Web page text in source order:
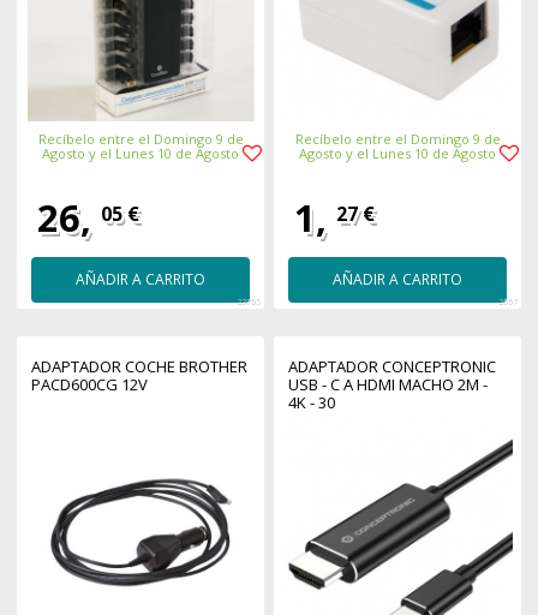
Recíbelo entre el Domingo 9 de
Agosto y el Lunes 10 de Agosto
26, 05 €
AÑADIR A CARRITO
23755
Recíbelo entre el Domingo 9 de
Agosto y el Lunes 10 de Agosto
1, 27 €
AÑADIR A CARRITO
2557
ADAPTADOR COCHE BROTHER
PACD600CG 12V
ADAPTADOR CONCEPTRONIC
USB - C A HDMI MACHO 2M -
4K - 30